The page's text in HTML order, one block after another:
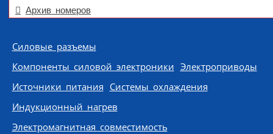
Архив номеров
Skip to content
Силовые разъемы
Компоненты силовой электроники Электроприводы
Источники питания Системы охлаждения
Индукционный нагрев
Электромагнитная совместимость